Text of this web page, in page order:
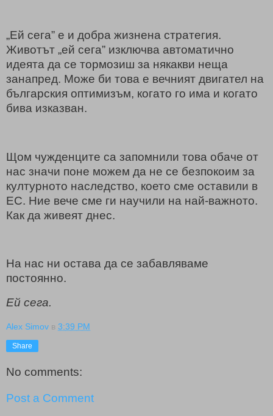
„Ей сега” е и добра жизнена стратегия.
Животът „ей сега” изключва автоматично
идеята да се тормозиш за някакви неща
занапред. Може би това е вечният двигател на
българския оптимизъм, когато го има и когато
бива изказван.
Щом чужденците са запомнили това обаче от
нас значи поне можем да не се безпокоим за
културното наследство, което сме оставили в
ЕС. Ние вече сме ги научили на най-важното.
Как да живеят днес.
На нас ни остава да се забавляваме
постоянно.
Ей сега.
Alex Simov в 3:39 PM
Share
No comments:
Post a Comment